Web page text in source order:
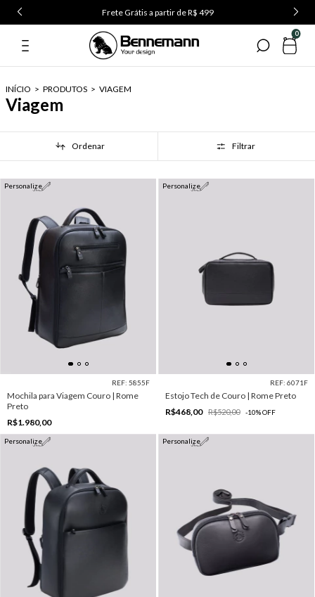
Frete Grátis a partir de R$ 499
0
INÍCIO > PRODUTOS > VIAGEM
Viagem
Ordenar Filtrar
Personalize
REF: 5855F
Mochila para Viagem Couro | Rome
Preto
R$1.980,00
Personalize
REF: 6071F
Estojo Tech de Couro | Rome Preto
R$468,00
R$520,00 -10%OFF
Personalize Personalize